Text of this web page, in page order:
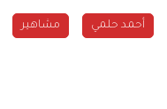
أحمد حلمي مشاهير